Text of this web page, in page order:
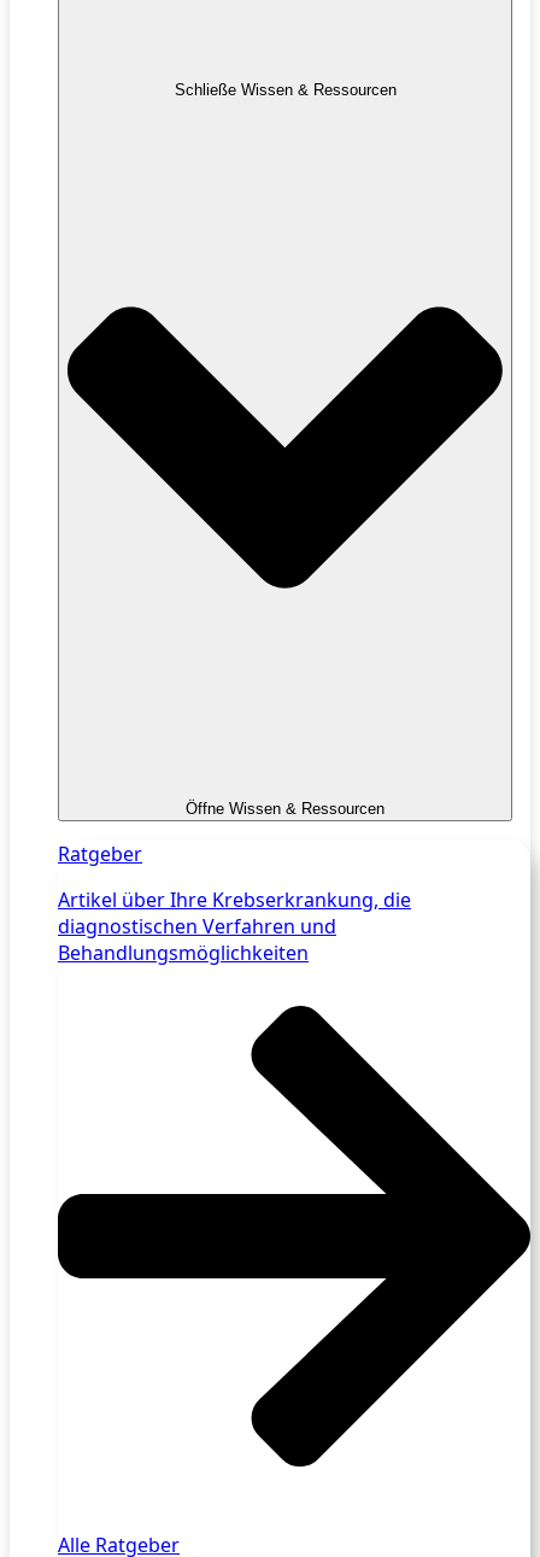
Schließe Wissen & Ressourcen
Öffne Wissen & Ressourcen
Ratgeber
Artikel über Ihre Krebserkrankung, die
diagnostischen Verfahren und
Behandlungsmöglichkeiten
Alle Ratgeber